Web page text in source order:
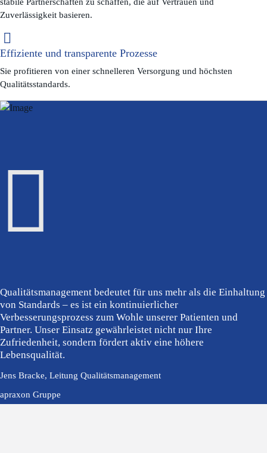
Zuverlässigkeit basieren.
Effiziente und transparente Prozesse
Sie profitieren von einer schnelleren Versorgung und höchsten
Qualitätsstandards.
Qualitätsmanagement bedeutet für uns mehr als die Einhaltung
von Standards – es ist ein kontinuierlicher
Verbesserungsprozess zum Wohle unserer Patienten und
Partner. Unser Einsatz gewährleistet nicht nur Ihre
Zufriedenheit, sondern fördert aktiv eine höhere
Lebensqualität.
Jens Bracke, Leitung Qualitätsmanagement
apraxon Gruppe